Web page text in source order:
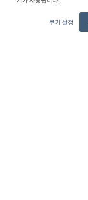
쿠키 설정